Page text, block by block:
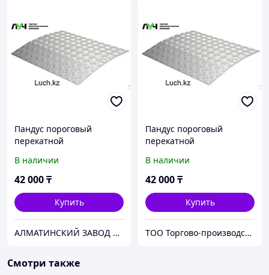
Пандус пороговый
перекатной
В наличии
42 000₸
Купить
АЛМАТИНСКИЙ ЗАВОД ПОДЪЕМНОГО ОБОРУДОВАНИЯ
Пандус пороговый
перекатной
В наличии
42 000₸
Купить
ТОО Торгово-производственная компания "ЛУЧ"
Смотри также